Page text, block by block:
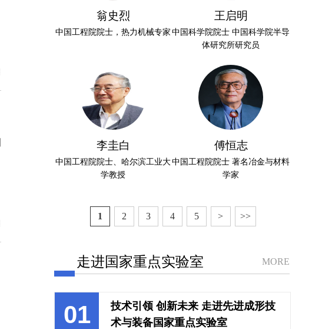
翁史烈
中国工程院院士，热力机械专家
王启明
中国科学院院士 中国科学院半导
体研究所研究员
李圭白
中国工程院院士、哈尔滨工业大
学教授
傅恒志
中国工程院院士 著名冶金与材料
学家
1 2 3 4 5 > >>
走进国家重点实验室 MORE
01
技术引领 创新未来 走进先进成形技
术与装备国家重点实验室